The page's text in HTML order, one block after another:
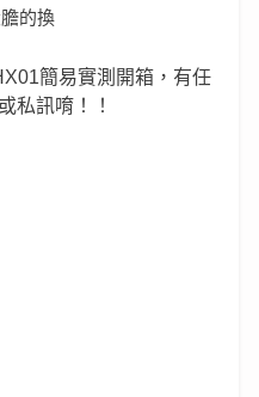
的換
簡易實測開箱，有任
私訊唷！！